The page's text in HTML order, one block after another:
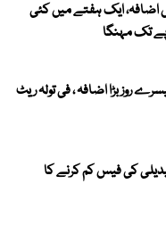
ایک ہفتے میں کئی
روز بڑا اضافہ ، فی تولہ ریٹ
کی فیس کم کرنے کا